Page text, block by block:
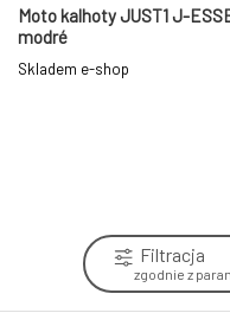
Moto kalhoty JUST1 J-
modré
Skladem e-shop
kalhoty RACER GRAPHITE,
ALPINESTARS (černá/
Filtracja
zgodnie z